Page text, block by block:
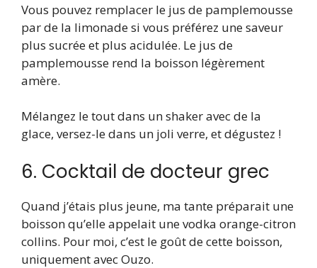
Vous pouvez remplacer le jus de pamplemousse
par de la limonade si vous préférez une saveur
plus sucrée et plus acidulée. Le jus de
pamplemousse rend la boisson légèrement
amère.
Mélangez le tout dans un shaker avec de la
glace, versez-le dans un joli verre, et dégustez !
6. Cocktail de docteur grec
Quand j’étais plus jeune, ma tante préparait une
boisson qu’elle appelait une vodka orange-citron
collins. Pour moi, c’est le goût de cette boisson,
uniquement avec Ouzo.